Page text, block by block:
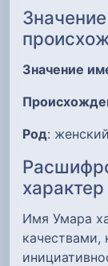
Значение
Род:
Имя Умара
качествами,